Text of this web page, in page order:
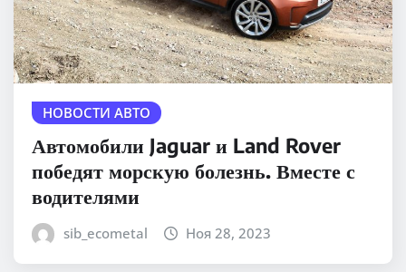
НОВОСТИ АВТО
Автомобили Jaguar и Land Rover
победят морскую болезнь. Вместе с
водителями
sib_ecometal Ноя 28, 2023